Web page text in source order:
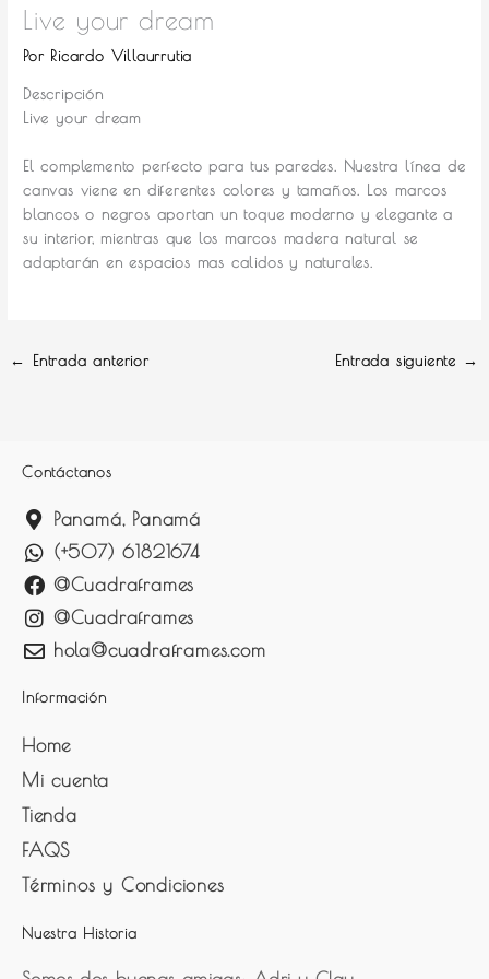
Live your dream
Por Ricardo Villaurrutia
Descripción
Live your dream
El complemento perfecto para tus paredes. Nuestra línea de
canvas viene en diferentes colores y tamaños. Los marcos
blancos o negros aportan un toque moderno y elegante a
su interior, mientras que los marcos madera natural se
adaptarán en espacios mas calidos y naturales.
← Entrada anterior Entrada siguiente →
Contáctanos
Panamá, Panamá
(+507) 61821674
@Cuadraframes
@Cuadraframes
hola@cuadraframes.com
Información
Home
Mi cuenta
Tienda
FAQS
Términos y Condiciones
Nuestra Historia